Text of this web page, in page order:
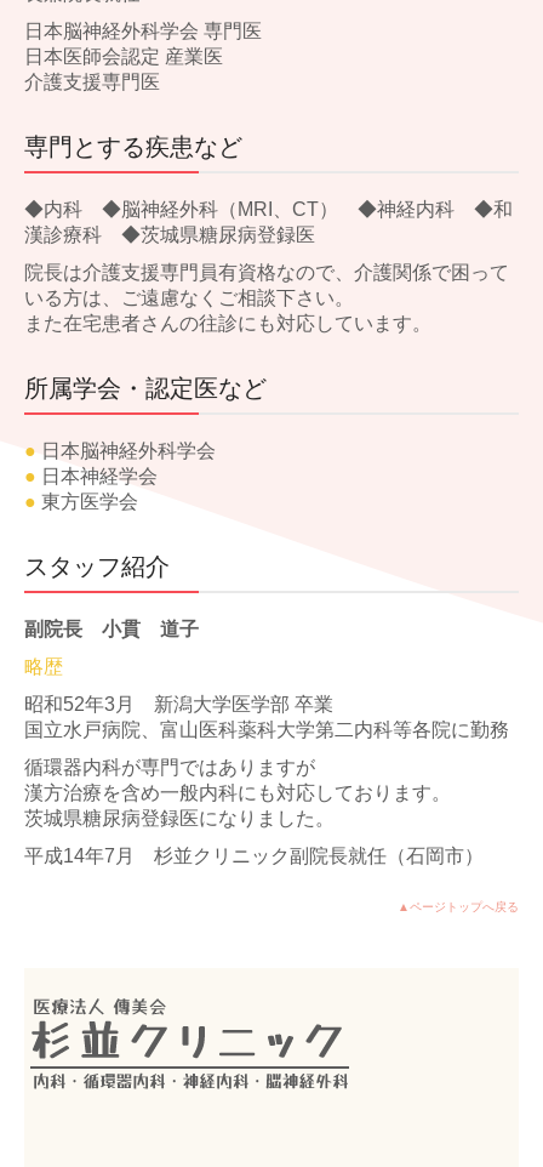
日本脳神経外科学会 専門医
日本医師会認定 産業医
介護支援専門医
専門とする疾患など
◆内科 ◆脳神経外科（MRI、CT） ◆神経内科 ◆和
漢診療科 ◆茨城県糖尿病登録医
院長は介護支援専門員有資格なので、介護関係で困って
いる方は、ご遠慮なくご相談下さい。
また在宅患者さんの往診にも対応しています。
所属学会・認定医など
● 日本脳神経外科学会
● 日本神経学会
● 東方医学会
スタッフ紹介
副院長 小貫 道子
略歴
昭和52年3月 新潟大学医学部 卒業
国立水戸病院、富山医科薬科大学第二内科等各院に勤務
循環器内科が専門ではありますが
漢方治療を含め一般内科にも対応しております。
茨城県糖尿病登録医になりました。
平成14年7月 杉並クリニック副院長就任（石岡市）
▲ページトップへ戻る